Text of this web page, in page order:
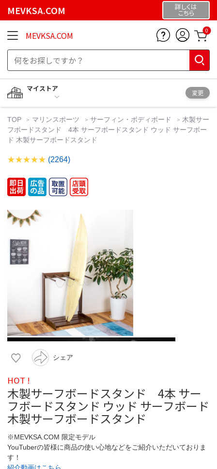
MEVKSA.COM 詳しくは
こちら
MEVKSA.COM 0
マイストア
変更
TOP マリンスポーツ サーフィン・ボディボード
木製サー
フボードスタンド 4本 サーフボードスタンド ウッド サーフボー
ド 木製サーフボードスタンド
(2264)
シェア
HOT !
木製サーフボードスタンド 4本 サー
フボードスタンド ウッド サーフボード
木製サーフボードスタンド
※MEVKSA.COM 限定モデル
YouTuberの皆様に商品の使い心地などをご紹介いただいておりま
す！